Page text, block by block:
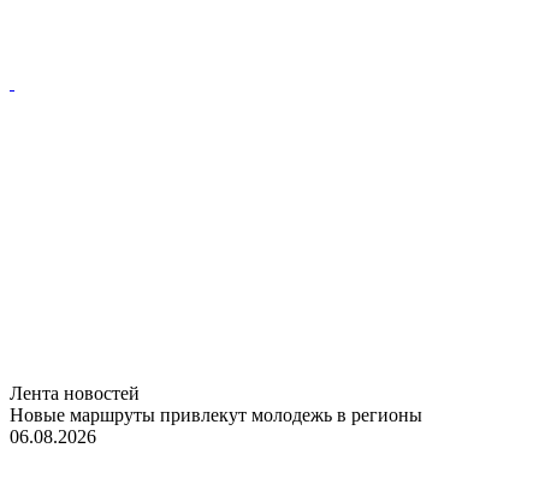
Лента новостей
Новые маршруты привлекут молодежь в регионы
06.08.2026